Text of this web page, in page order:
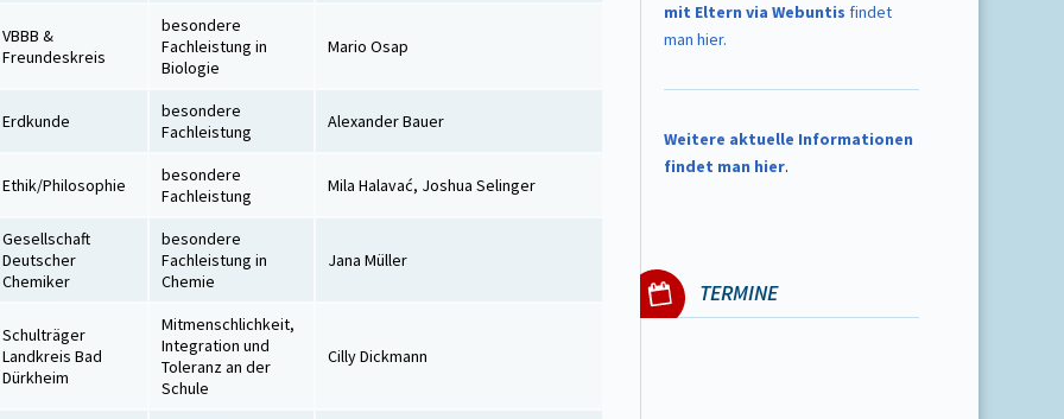
VBBB &
Freundeskreis
besondere
Fachleistung in
Biologie
Mario Osap
Erdkunde
besondere
Fachleistung
Alexander Bauer
Ethik/Philosophie
besondere
Fachleistung
Mila Halavać, Joshua Selinger
Gesellschaft
Deutscher
Chemiker
besondere
Fachleistung in
Chemie
Jana Müller
Schulträger
Landkreis Bad
Dürkheim
Mitmenschlichkeit,
Integration und
Toleranz an der
Schule
Cilly Dickmann
mit Eltern via Webuntis findet
man hier.
Weitere aktuelle Informationen
findet man hier.
TERMINE